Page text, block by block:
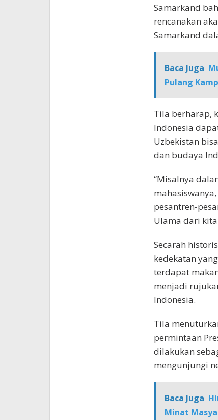
Samarkand
rencanakan
Samarkand
Baca Juga
Pulang
Tila berharap,
Indonesia
Uzbekistan
dan budaya
“Misalnya
pesantren-
Ulama dari kita
Secarah
kedekatan
terdapat
menjadi
Indonesia.
Tila
permintaan
dilakukan
mengunjungi
Baca Juga
Minat